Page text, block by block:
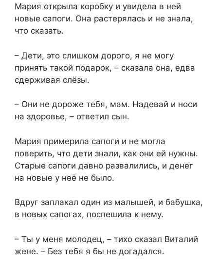
Мария открыла коробку и увидела в ней
новые сапоги. Она растерялась и не знала,
что сказать.
– Дети, это слишком дорого, я не могу
принять такой подарок, – сказала она, едва
сдерживая слёзы.
– Они не дороже тебя, мам. Надевай и носи
на здоровье, – ответил сын.
Мария примерила сапоги и не могла
поверить, что дети знали, как они ей нужны.
Старые сапоги давно развалились, и денег
на новые у неё не было.
Вдруг заплакал один из малышей, и бабушка,
в новых сапогах, поспешила к нему.
– Ты у меня молодец, – тихо сказал Виталий
жене. – Без тебя я бы не догадался.